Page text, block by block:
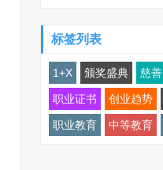
标签列表
1+X 颁奖盛典 慈善
职业证书 创业趋势
职业教育 中等教育